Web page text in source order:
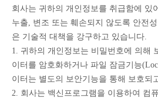
회사는 귀하의 개인정보를 취급함에 있
누출, 변조 또는 훼손되지 않도록 안전
은 기술적 대책을 강구하고 있습니다.
1. 귀하의 개인정보는 비밀번호에 의해
이터를 암호화하거나 파일 잠금기능
이터는 별도의 보안기능을 통해 보호되
2. 회사는 백신프로그램을 이용하여 컴